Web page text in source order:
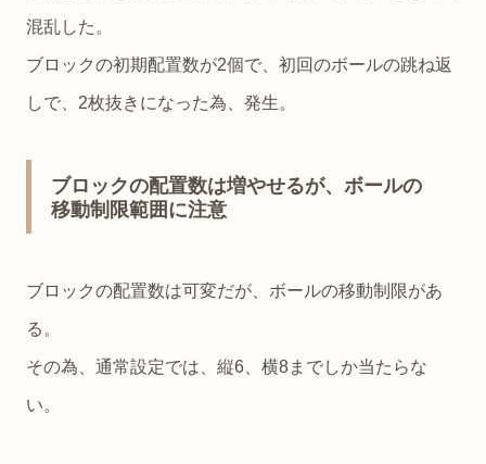
混乱した。
ブロックの初期配置数が2個で、初回のボールの跳ね返
しで、2枚抜きになった為、発生。
ブロックの配置数は増やせるが、ボールの
移動制限範囲に注意
ブロックの配置数は可変だが、ボールの移動制限があ
る。
その為、通常設定では、縦6、横8までしか当たらな
い。